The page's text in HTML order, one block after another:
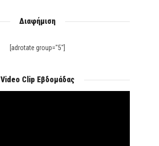
Διαφήμιση
[adrotate group="5"]
Video Clip Εβδομάδας